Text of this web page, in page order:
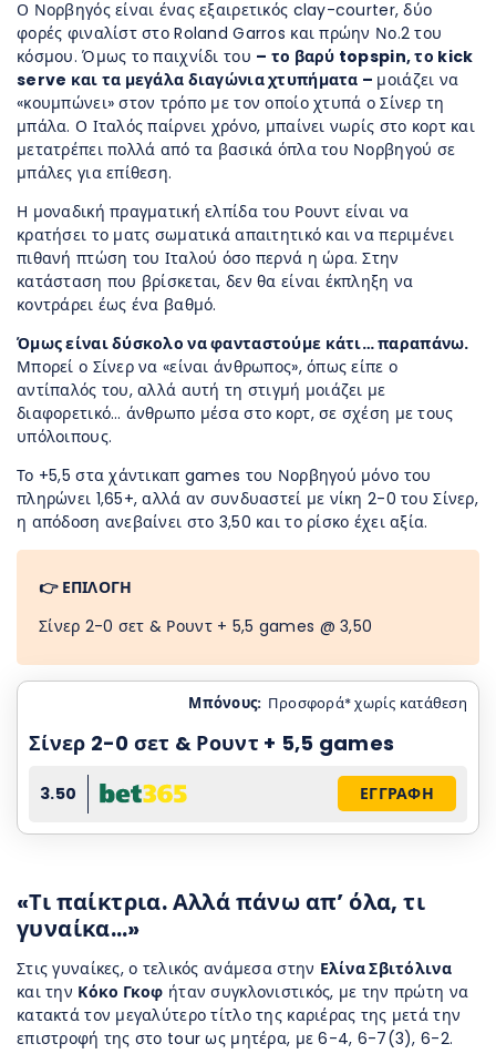
Ο Νορβηγός είναι ένας εξαιρετικός clay-courter, δύο
φορές φιναλίστ στο Roland Garros και πρώην Νο.2 του
κόσμου. Όμως το παιχνίδι του – το βαρύ topspin, το kick
serve και τα μεγάλα διαγώνια χτυπήματα – μοιάζει να
«κουμπώνει» στον τρόπο με τον οποίο χτυπά ο Σίνερ τη
μπάλα. Ο Ιταλός παίρνει χρόνο, μπαίνει νωρίς στο κορτ και
μετατρέπει πολλά από τα βασικά όπλα του Νορβηγού σε
μπάλες για επίθεση.
Η μοναδική πραγματική ελπίδα του Ρουντ είναι να
κρατήσει το ματς σωματικά απαιτητικό και να περιμένει
πιθανή πτώση του Ιταλού όσο περνά η ώρα. Στην
κατάσταση που βρίσκεται, δεν θα είναι έκπληξη να
κοντράρει έως ένα βαθμό.
Όμως είναι δύσκολο να φανταστούμε κάτι… παραπάνω.
Μπορεί ο Σίνερ να «είναι άνθρωπος», όπως είπε ο
αντίπαλός του, αλλά αυτή τη στιγμή μοιάζει με
διαφορετικό… άνθρωπο μέσα στο κορτ, σε σχέση με τους
υπόλοιπους.
Το +5,5 στα χάντικαπ games του Νορβηγού μόνο του
πληρώνει 1,65+, αλλά αν συνδυαστεί με νίκη 2-0 του Σίνερ,
η απόδοση ανεβαίνει στο 3,50 και το ρίσκο έχει αξία.
👉 ΕΠΙΛΟΓΗ
Σίνερ 2-0 σετ & Ρουντ + 5,5 games @ 3,50
Μπόνους: Προσφορά* χωρίς κατάθεση
Σίνερ 2-0 σετ & Ρουντ + 5,5 games
3.50 ΕΓΓΡΑΦΗ
«Τι παίκτρια. Αλλά πάνω απ’ όλα, τι
γυναίκα…»
Στις γυναίκες, ο τελικός ανάμεσα στην Ελίνα Σβιτόλινα
και την Κόκο Γκοφ ήταν συγκλονιστικός, με την πρώτη να
κατακτά τον μεγαλύτερο τίτλο της καριέρας της μετά την
επιστροφή της στο tour ως μητέρα, με 6-4, 6-7(3), 6-2.